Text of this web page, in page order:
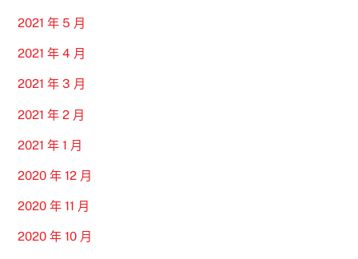
2021 年 5 月
2021 年 4 月
2021 年 3 月
2021 年 2 月
2021 年 1 月
2020 年 12 月
2020 年 11 月
2020 年 10 月